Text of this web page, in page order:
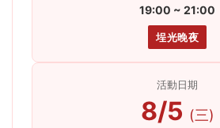
19:00 ~ 21:00
埕光晚夜
活動日期
8/5 (三)